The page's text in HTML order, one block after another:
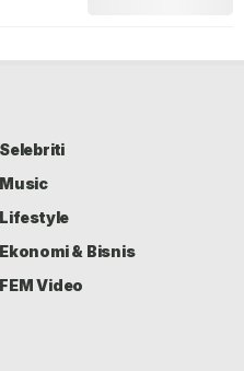
Selebriti
Music
Lifestyle
Ekonomi & Bisnis
FEM Video